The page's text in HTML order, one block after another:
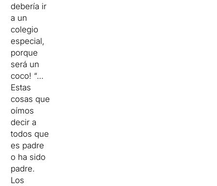
debería ir
a un
colegio
especial,
porque
será un
coco! “…
Estas
cosas que
oímos
decir a
todos que
es padre
o ha sido
padre.
Los